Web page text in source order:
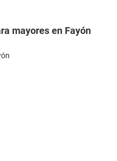
mayores en Fayón